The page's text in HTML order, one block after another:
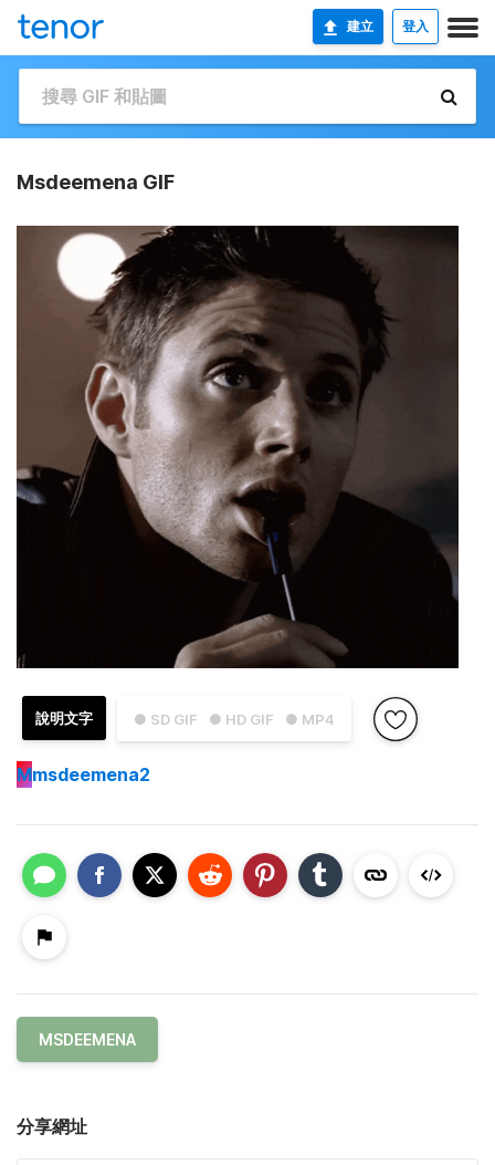
建立 登入
Msdeemena GIF
● SD GIF ● HD GIF ● MP4
說明文字
Mmsdeemena2
MSDEEMENA
分享網址